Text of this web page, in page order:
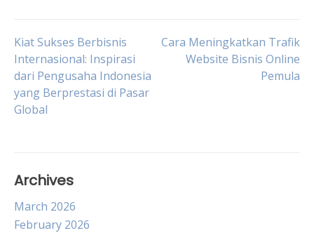
Post
navigation
Kiat Sukses Berbisnis
Internasional: Inspirasi
dari Pengusaha Indonesia
yang Berprestasi di Pasar
Global
Cara Meningkatkan Trafik
Website Bisnis Online
Pemula
Archives
March 2026
February 2026